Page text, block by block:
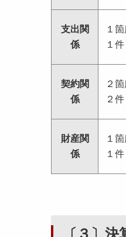
支出関
係
１
１件
契約関
係
２
２件
財産関
係
１
１件
〔３〕